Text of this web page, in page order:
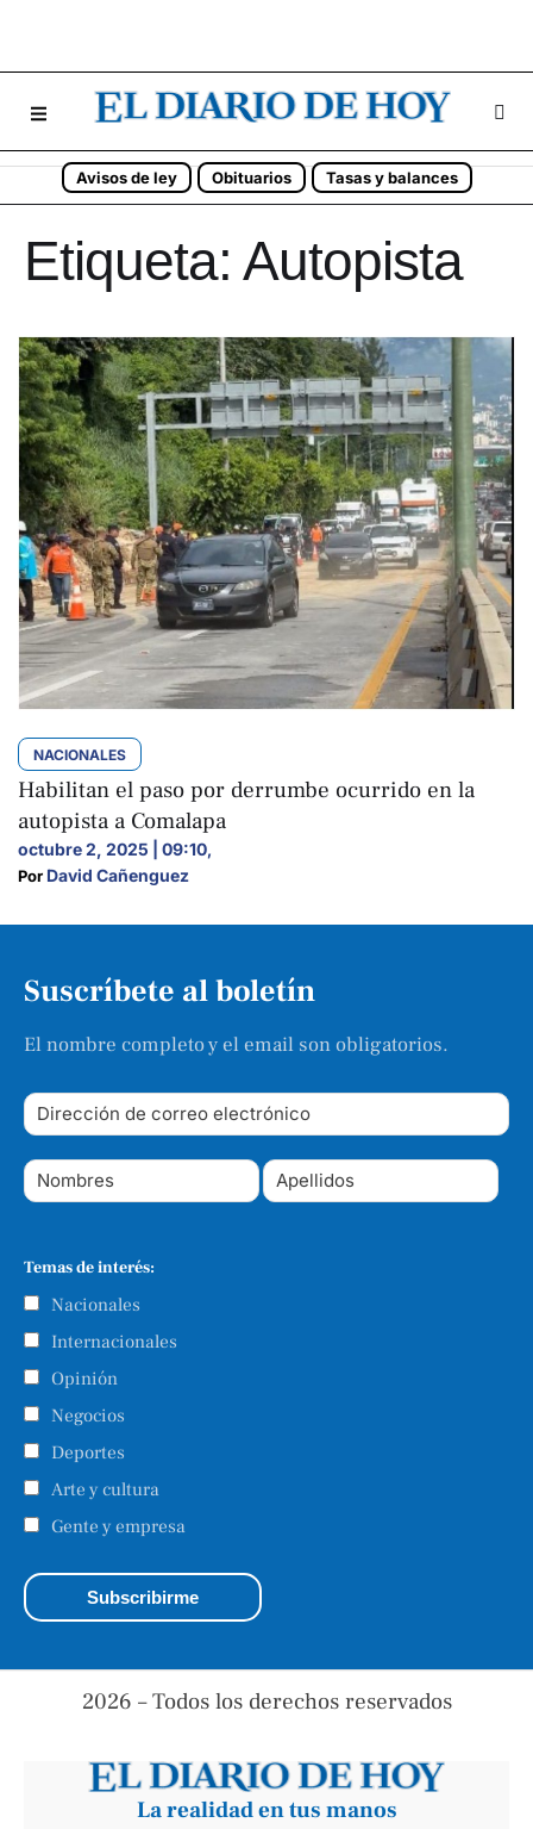
Avisos de ley Obituarios Tasas y balances
Etiqueta: Autopista
NACIONALES
Habilitan el paso por derrumbe ocurrido en la
autopista a Comalapa
octubre 2, 2025 | 09:10,
Por David Cañenguez
Suscríbete al boletín
El nombre completo y el email son obligatorios.
Temas de interés:
Nacionales
Internacionales
Opinión
Negocios
Deportes
Arte y cultura
Gente y empresa
2026 – Todos los derechos reservados
La realidad en tus manos